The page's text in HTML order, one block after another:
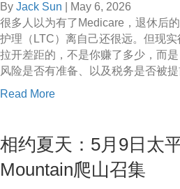
抓
好
A
P
物
物
竞
赛
市
荒
野
：
5
月
日
e
By Jack Sun
May 6, 2026
很多人以为有了Medicare，退休后
护理（LTC）离自己还很远。但现
拉开差距的，不是你赚了多少，而
风险是否有准备、以及税务是否被提
Read Morea
u
免
相约夏天：5月9日太
Mountain爬山召集